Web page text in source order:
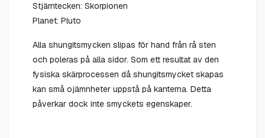
Stjärntecken: Skorpionen
Planet: Pluto
Alla shungitsmycken slipas för hand från rå sten
och poleras på alla sidor. Som ett resultat av den
fysiska skärprocessen då shungitsmycket skapas
kan små ojämnheter uppstå på kanterna. Detta
påverkar dock inte smyckets egenskaper.